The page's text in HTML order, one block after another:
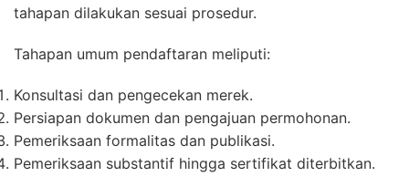
tahapan dilakukan sesuai prosedur.
Tahapan umum pendaftaran meliputi:
Konsultasi dan pengecekan merek.
Persiapan dokumen dan pengajuan permohonan.
Pemeriksaan formalitas dan publikasi.
Pemeriksaan substantif hingga sertifikat diterbitkan.